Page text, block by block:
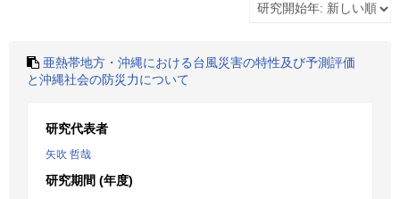
亜熱帯地方・沖縄における台風災害の特性及び予測評価
と沖縄社会の防災力について
研究代表者
矢吹 哲哉
研究期間 (年度)